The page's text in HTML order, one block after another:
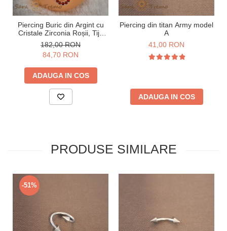
Piercing Buric din Argint cu
Cristale Zirconia Roșii, Tijă
Groasă
182,00 RON
84,70 RON
ADAUGA IN COS
Piercing din titan Army model
A
41,00 RON
ADAUGA IN COS
PRODUSE SIMILARE
-51%